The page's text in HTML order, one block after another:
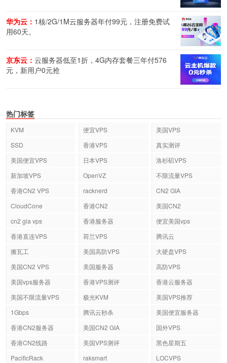
华为云： 1核/2G/1M云服务器年付99元，注册免费试
用60天。
京东云： 云服务器低至1折，4G内存套餐三年付576
元，新用户0元抢
热门标签
KVM 便宜VPS
美国VPS
SSD
香港VPS
真实测评
美国便宜VPS
日本VPS
洛杉矶VPS
新加坡VPS
OpenVZ
不限流量VPS
香港CN2 VPS
racknerd
CN2 GIA
CloudCone
香港CN2
美国CN2
cn2 gia vps
香港服务器
便宜美国vps
香港直连VPS
荷兰VPS
腾讯云
搬瓦工
美国高防VPS
大硬盘VPS
美国CN2 VPS
美国服务器
高防VPS
美国vps服务器
香港VPS测评
香港云服务器
美国不限流量VPS
极光KVM
美国VPS推荐
1Gbps
腾讯云秒杀
美国便宜服务器
香港CN2服务器
美国CN2 GIA
国外VPS
香港CN2线路
美国VPS测评
黑色星期五
PacificRack
raksmart LOCVPS